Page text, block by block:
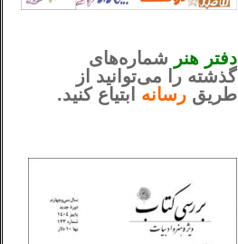
دفتر هنر شماره‌های
گذشته را می‌توانید از
طریق رسانه ابتیاع کنید.